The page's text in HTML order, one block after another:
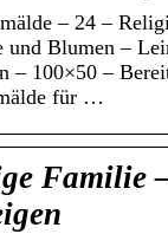
– 24 –
und Blumen –
– 100×50 –
für …
Familie